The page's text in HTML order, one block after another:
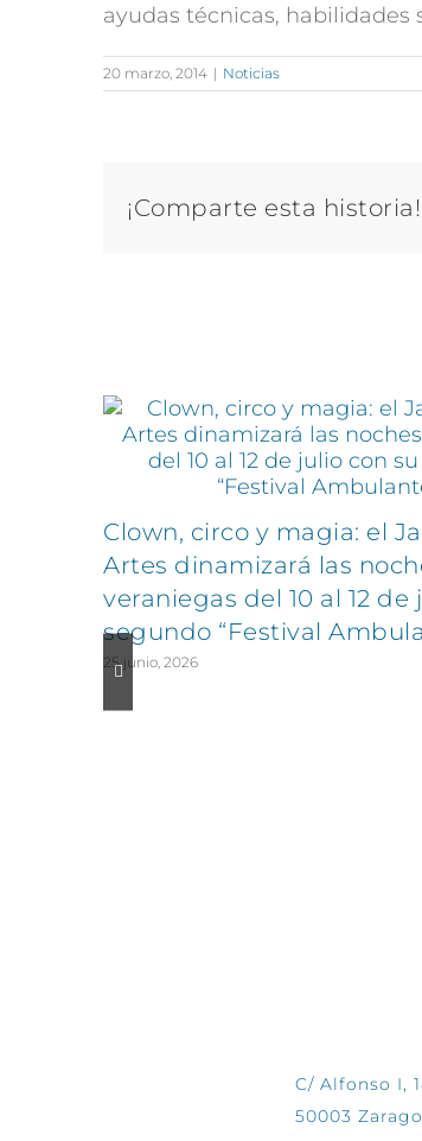
ayudas técnicas, habilidades
20 marzo, 2014 | Noticias
¡Comparte esta historia!
Clown, circo y magia: el
Artes dinamizará las
veraniegas del 10 al 12 de
segundo “Festival
25 junio, 2026
C/ Alfonso I,
50003